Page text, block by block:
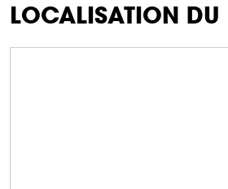
LOCALISATION DU